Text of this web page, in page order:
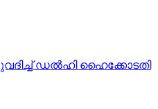
ഡല്‍ഹി ഹൈക്കോടതി